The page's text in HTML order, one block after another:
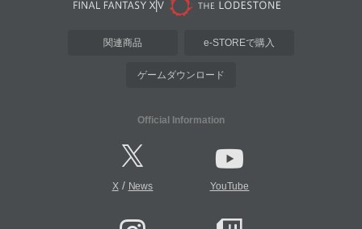
関連商品 e-STOREで購入
ゲームダウンロード
Official Information
X/ News YouTube